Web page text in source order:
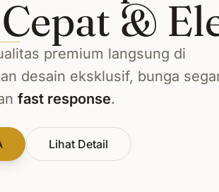
&
premium langsung di
desain eksklusif, bunga
fast response.
Lihat Detail